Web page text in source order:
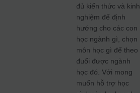
đủ kiến thức và kinh
nghiệm để định
hướng cho các con
học ngành gì, chọn
môn học gì để theo
đuổi được ngành
học đó. Với mong
muốn hỗ trợ học